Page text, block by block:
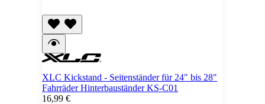
XLC Kickstand - Seitenständer für 24" bis 28"
Fahrräder Hinterbauständer KS-C01
16,99 €